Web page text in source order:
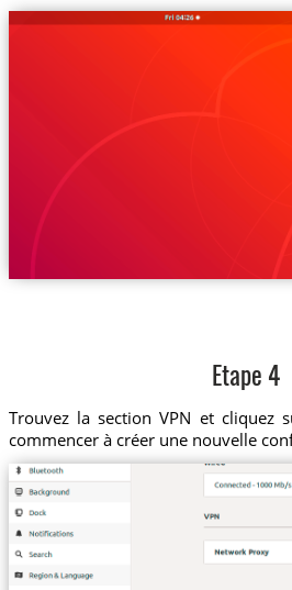
Etape 4
Trouvez la section VPN et cliquez
commencer à créer une nouvelle